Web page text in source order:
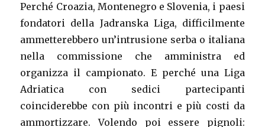
Perché Croazia, Montenegro e Slovenia, i paesi
fondatori della Jadranska Liga, difficilmente
ammetterebbero un’intrusione serba o italiana
nella commissione che amministra ed
organizza il campionato. E perché una Liga
Adriatica con sedici partecipanti
coinciderebbe con più incontri e più costi da
ammortizzare. Volendo poi essere pignoli: